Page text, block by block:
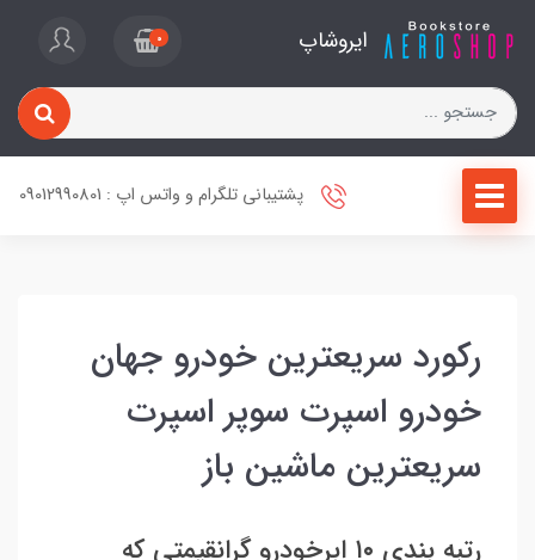
ایروشاپ 0
پشتیبانی تلگرام و واتس اپ : 09012990801
رکورد سریعترین خودرو جهان
خودرو اسپرت سوپر اسپرت
سریعترین ماشین باز
رتبه بندی ۱۰ ابرخودرو گرانقیمتی که